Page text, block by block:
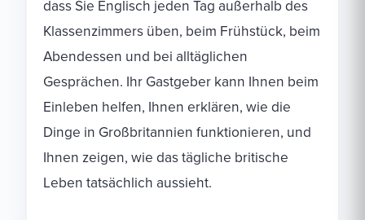
dass Sie Englisch jeden Tag außerhalb des
Klassenzimmers üben, beim Frühstück, beim
Abendessen und bei alltäglichen
Gesprächen. Ihr Gastgeber kann Ihnen beim
Einleben helfen, Ihnen erklären, wie die
Dinge in Großbritannien funktionieren, und
Ihnen zeigen, wie das tägliche britische
Leben tatsächlich aussieht.